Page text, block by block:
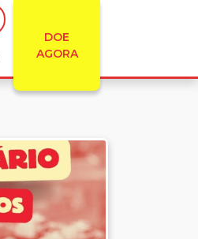
DOE
AGORA